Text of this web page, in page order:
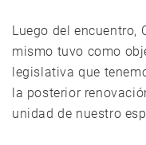
Luego del encuentro,
mismo tuvo como
legislativa que
la posterior
unidad de nuestro